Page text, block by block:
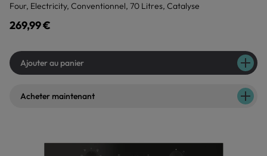
Four, Electricity, Conventionnel, 70 Litres, Catalyse
269,99 €
Ajouter au panier
Acheter maintenant